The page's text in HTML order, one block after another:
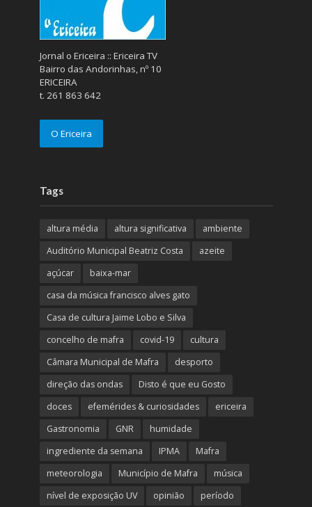
Jornal o Ericeira :: Ericeira TV
Bairro das Andorinhas, nº 10
ERICEIRA
t. 261 863 642
O Ericeira
Tags
altura média altura significativa
ambiente
Auditório Municipal Beatriz Costa
azeite
açúcar
baixa-mar
casa da música francisco alves gato
Casa de cultura Jaime Lobo e Silva
concelho de mafra
covid-19
cultura
Câmara Municipal de Mafra
desporto
direção das ondas
Disto é que eu Gosto
doces
efemérides & curiosidades
ericeira
Gastronomia
GNR
humidade
ingrediente da semana
IPMA
Mafra
meteorologia
Município de Mafra
música
nível de exposição UV
opinião período